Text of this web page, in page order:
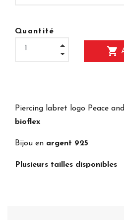
Quantité
shopping_cart
Piercing labret logo Peace
bioflex
Bijou en argent 925
Plusieurs tailles disponibles